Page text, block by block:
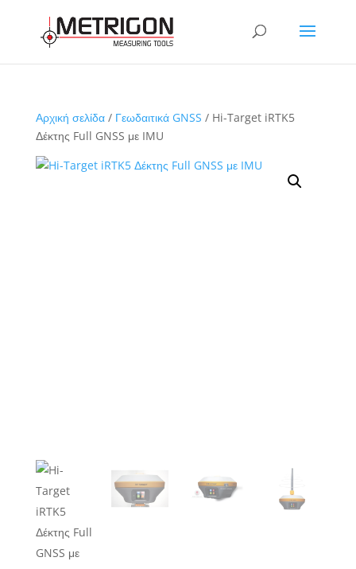
Αρχική σελίδα/ Γεωδαιτικά GNSS / Hi-Target iRTK5
Δέκτης Full GNSS με IMU